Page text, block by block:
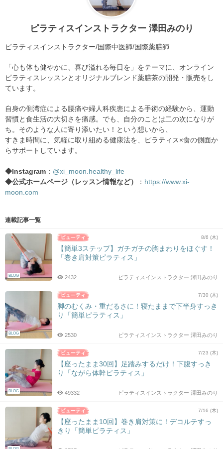
ピラティスインストラクター 澤田みのり
ピラティスインストラクター/国際中医師/国際薬膳師
「心も体も健やかに、喜び溢れる毎日を」をテーマに、オンライン
ピラティスレッスンとオリジナルブレンド薬膳茶の開発・販売をし
ています。
自身の側湾症による腰痛や婦人科疾患による手術の経験から、運動
習慣と食生活の大切さを痛感。でも、自分のことは二の次になりが
ち。そのような人に寄り添いたい！という想いから、
すきま時間に、気軽に取り組める健康法を、ピラティス×食の側面か
らサポートしています。
◆Instagram ： @xi_moon.healthy_life
◆公式ホームページ（レッスン情報など）
： https://www.xi-
moon.com
連載記事一覧
BLOG
8/6 (木)
【簡単3ステップ】ガチガチの胸まわりをほぐす！
「巻き肩対策ピラティス」
ピラティスインストラクター 澤田みのり
2432
BLOG
7/30 (木)
脚のむくみ・重だるさに！寝たままで下半身すっき
り「簡単ピラティス」
ピラティスインストラクター 澤田みのり
2530
BLOG
7/23 (木)
【座ったまま30回】足踏みするだけ！下腹すっき
り「ながら体幹ピラティス」
ピラティスインストラクター 澤田みのり
49332
7/16 (木)
【座ったまま10回】巻き肩対策に！デコルテすっ
きり「簡単ピラティス」